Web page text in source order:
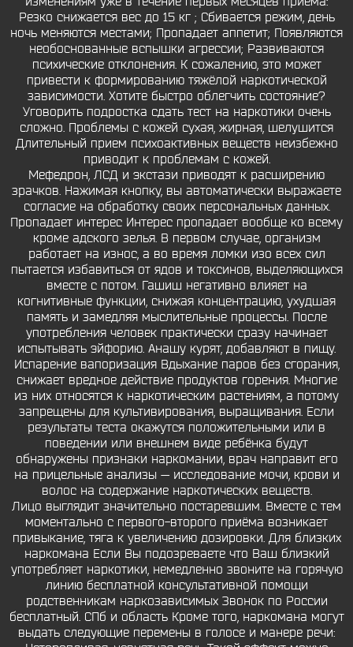
Резко снижается вес до 15 кг ; Сбивается режим, день
ночь меняются местами; Пропадает аппетит; Появляются
необоснованные вспышки агрессии; Развиваются
психические отклонения. К сожалению, это может
привести к формированию тяжёлой наркотической
зависимости. Хотите быстро облегчить состояние?
Уговорить подростка сдать тест на наркотики очень
сложно. Проблемы с кожей сухая, жирная, шелушится
Длительный прием психоактивных веществ неизбежно
приводит к проблемам с кожей.
Мефедрон, ЛСД и экстази приводят к расширению
зрачков. Нажимая кнопку, вы автоматически выражаете
согласие на обработку своих персональных данных.
Пропадает интерес Интерес пропадает вообще ко всему
кроме адского зелья. В первом случае, организм
работает на износ, а во время ломки изо всех сил
пытается избавиться от ядов и токсинов, выделяющихся
вместе с потом. Гашиш негативно влияет на
когнитивные функции, снижая концентрацию, ухудшая
память и замедляя мыслительные процессы. После
употребления человек практически сразу начинает
испытывать эйфорию. Анашу курят, добавляют в пищу.
Испарение вапоризация Вдыхание паров без сгорания,
снижает вредное действие продуктов горения. Многие
из них относятся к наркотическим растениям, а потому
запрещены для культивирования, выращивания. Если
результаты теста окажутся положительными или в
поведении или внешнем виде ребёнка будут
обнаружены признаки наркомании, врач направит его
на прицельные анализы — исследование мочи, крови и
волос на содержание наркотических веществ.
Лицо выглядит значительно постаревшим. Вместе с тем
моментально с первого-второго приёма возникает
привыкание, тяга к увеличению дозировки. Для близких
наркомана Если Вы подозреваете что Ваш близкий
употребляет наркотики, немедленно звоните на горячую
линию бесплатной консультативной помощи
родственникам наркозависимых Звонок по России
бесплатный. СПб и область Кроме того, наркомана могут
выдать следующие перемены в голосе и манере речи: